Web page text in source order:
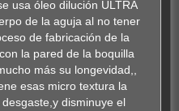
usa óleo dilución ULTRA
de la aguja al no tener
de fabricación de la
la pared de la boquilla
más su longevidad,,
esas micro textura la
disminuye el